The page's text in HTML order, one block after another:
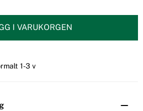
I VARUKORGEN
1-3 v